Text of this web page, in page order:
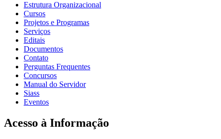
Estrutura Organizacional
Cursos
Projetos e Programas
Serviços
Editais
Documentos
Contato
Perguntas Frequentes
Concursos
Manual do Servidor
Siass
Eventos
Acesso à Informação